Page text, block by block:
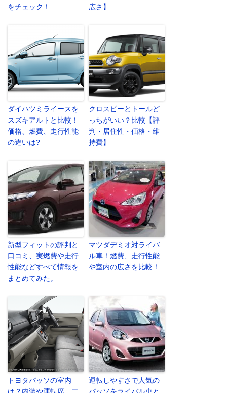
をチェック！
広さ】
ダイハツミライースを
スズキアルトと比較！
価格、燃費、走行性能
の違いは?
クロスビーとトールど
っちがいい？比較【評
判・居住性・価格・維
持費】
新型フィットの評判と
口コミ、実燃費や走行
性能などすべて情報を
まとめてみた。
マツダデミオ対ライバ
ル車！燃費、走行性能
や室内の広さを比較！
トヨタパッソの室内
は？内装や運転席、二
運転しやすさで人気の
パッソをライバル車と